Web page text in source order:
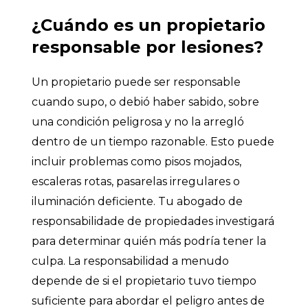
¿Cuándo es un propietario
responsable por lesiones?
Un propietario puede ser responsable
cuando supo, o debió haber sabido, sobre
una condición peligrosa y no la arregló
dentro de un tiempo razonable. Esto puede
incluir problemas como pisos mojados,
escaleras rotas, pasarelas irregulares o
iluminación deficiente. Tu abogado de
responsabilidade de propiedades investigará
para determinar quién más podría tener la
culpa. La responsabilidad a menudo
depende de si el propietario tuvo tiempo
suficiente para abordar el peligro antes de